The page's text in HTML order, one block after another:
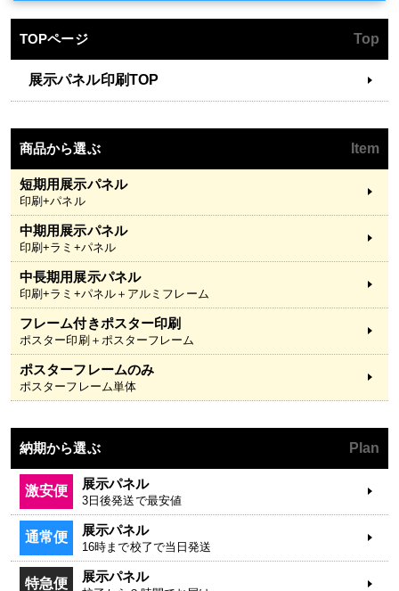
TOPページ Top
展示パネル印刷TOP
商品から選ぶ Item
短期用展示パネル
印刷+パネル
中期用展示パネル
印刷+ラミ+パネル
中長期用展示パネル
印刷+ラミ+パネル＋アルミフレーム
フレーム付きポスター印刷
ポスター印刷＋ポスターフレーム
ポスターフレームのみ
ポスターフレーム単体
納期から選ぶ Plan
激安便 展示パネル
3日後発送で最安値
通常便 展示パネル
16時まで校了で当日発送
特急便 展示パネル